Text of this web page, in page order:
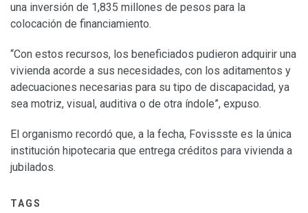
una inversión de 1,835 millones de pesos para la
colocación de financiamiento.
“Con estos recursos, los beneficiados pudieron adquirir una
vivienda acorde a sus necesidades, con los aditamentos y
adecuaciones necesarias para su tipo de discapacidad, ya
sea motriz, visual, auditiva o de otra índole”, expuso.
El organismo recordó que, a la fecha, Fovissste es la única
institución hipotecaria que entrega créditos para vivienda a
jubilados.
TAGS